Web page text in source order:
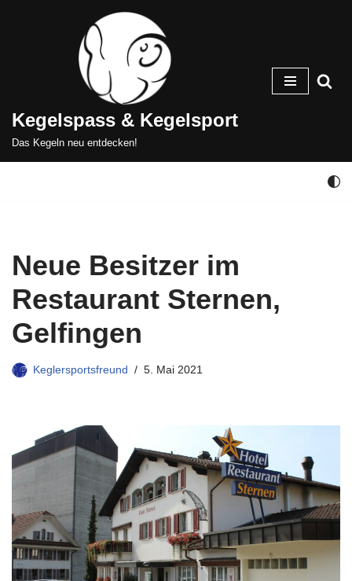
Kegelspass & Kegelsport
Das Kegeln neu entdecken!
Neue Besitzer im
Restaurant Sternen,
Gelfingen
Keglersportsfreund 5. Mai 2021